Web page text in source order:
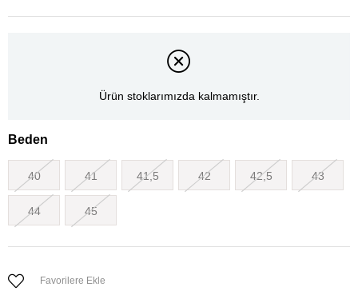
Ürün stoklarımızda kalmamıştır.
Beden
40 41 41,5 42 42,5 43
44 45
Favorilere Ekle